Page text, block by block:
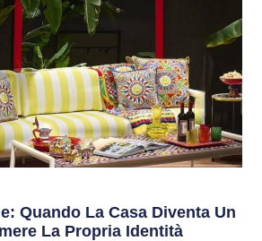
Quando La Casa Diventa Un
La Propria Identità